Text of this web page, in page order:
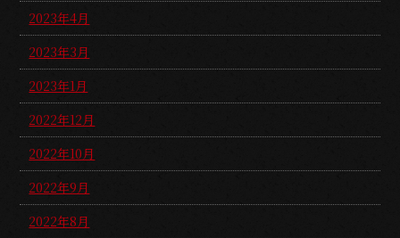
2023年4月
2023年3月
2023年1月
2022年12月
2022年10月
2022年9月
2022年8月